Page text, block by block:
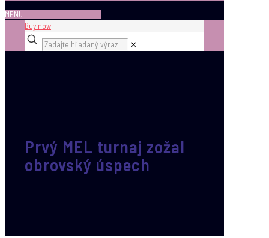
MENU
Buy now
✕
Prvý MEL turnaj zožal
obrovský úspech